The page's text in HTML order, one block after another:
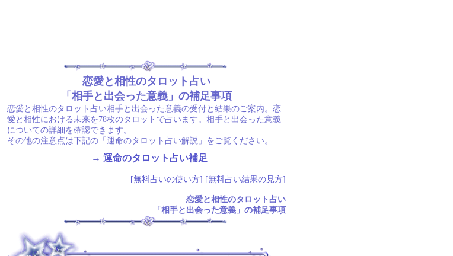
恋愛と相性のタロット占い
「相手と出会った意義」の補足事項
恋愛と相性のタロット占い相手と出会った意義の受付と結果のご案内。恋
愛と相性における未来を78枚のタロットで占います。相手と出会った意義
についての詳細を確認できます。
その他の注意点は下記の「運命のタロット占い解説」をご覧ください。
→ 運命のタロット占い補足
[無料占いの使い方] [無料占い結果の見方]
恋愛と相性のタロット占い
「相手と出会った意義」の補足事項
.